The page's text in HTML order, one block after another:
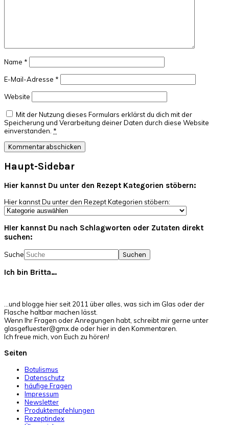
Name *
E-Mail-Adresse *
Website
Mit der Nutzung dieses Formulars erklärst du dich mit der
Speicherung und Verarbeitung deiner Daten durch diese Website
einverstanden. *
Haupt-Sidebar
Hier kannst Du unter den Rezept Kategorien stöbern:
Hier kannst Du unter den Rezept Kategorien stöbern:
HIer kannst Du nach Schlagworten oder Zutaten direkt
suchen:
Suche
Ich bin Britta…
…und blogge hier seit 2011 über alles, was sich im Glas oder der
Flasche haltbar machen lässt.
Wenn Ihr Fragen oder Anregungen habt, schreibt mir gerne unter
glasgefluester@gmx.de oder hier in den Kommentaren.
Ich freue mich, von Euch zu hören!
Seiten
Botulismus
Datenschutz
häufige Fragen
Impressum
Newsletter
Produktempfehlungen
Rezeptindex